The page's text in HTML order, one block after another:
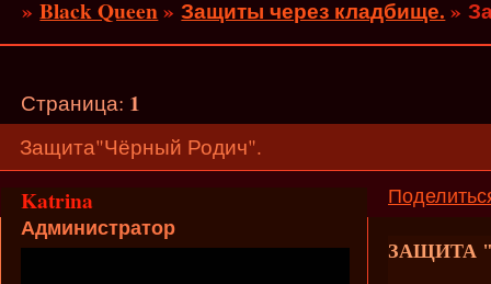
»Black Queen»Защиты через кладбище. »
Защита"Чёрный Родич".
Страница: 1
Katrina
Администратор
ЗАЩИТА